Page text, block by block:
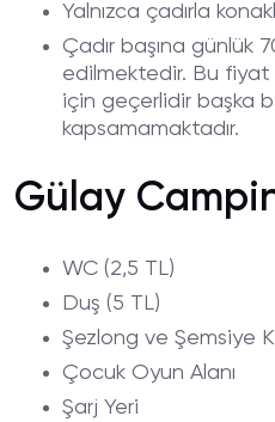
AlanıYalnızca çadırla
Çadır başına günlük
edilmektedir. Bu fiyat
için geçerlidir başka
kapsamamaktadır.
Gülay
WC (2,5 TL)
Duş (5 TL)
Şezlong ve Şemsiye
Çocuk Oyun Alanı
Şarj Yeri